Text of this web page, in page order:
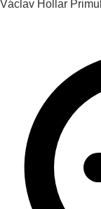
Václav Hollar